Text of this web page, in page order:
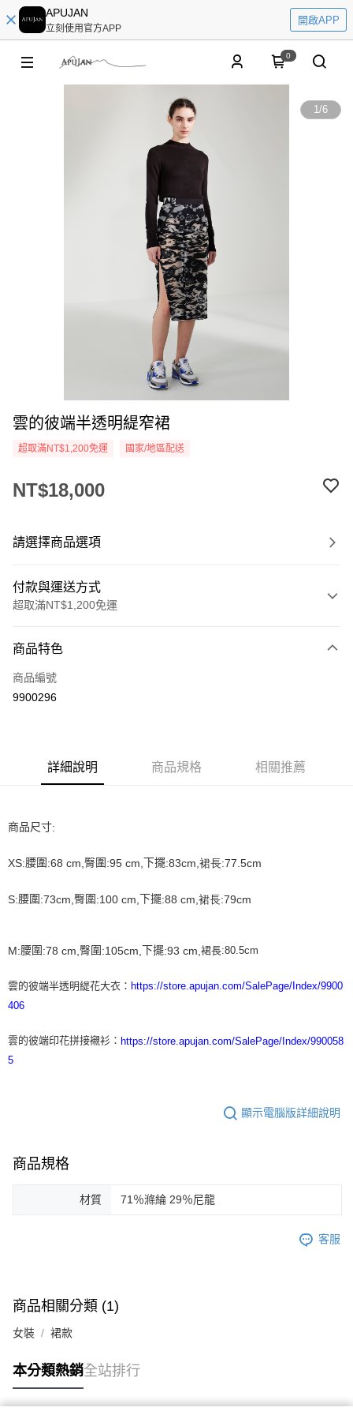
APUJAN
立刻使用官方APP
開啟APP
0
1/6
雲的彼端半透明緹窄裙
超取滿NT$1,200免運 國家/地區配送
NT$18,000
請選擇商品選項
付款與運送方式
超取滿NT$1,200免運
信用卡一次付款
信用卡分期付款
上海商業儲蓄銀行
台北富邦商業銀行
國泰世華商業銀行
匯豐（台灣）商業銀行
玉山商業銀行
星展（台灣）商業銀行
台灣樂天信用卡公司
Apple Pay
悠遊付
ATM付款
運送方式
每筆NT$60，滿NT$1,200(含以上)免運費
每筆NT$60，滿NT$1,200(含以上)免運費
每筆NT$100，滿NT$1,200(含以上)免運費
商品特色
商品編號
9900296
詳細說明 商品規格 相關推薦
商品尺寸:
XS:腰圍:68 cm,臀圍:95 cm,下擺:83cm,裙長:77.5cm
S:腰圍:73cm, 臀圍:100 cm, 下擺:88 cm ,裙長:79cm
M:腰圍:78 cm, 臀圍:105cm, 下擺:93 cm 裙長:80.5cm
雲的彼端半透明緹花大衣： https://store.apujan.com/SalePage/Index/9900
406
雲的彼端印花拼接襯衫： https://store.apujan.com/SalePage/Index/990058
5
顯示電腦版詳細說明
商品規格
材質 71％滌綸 29％尼龍
客服
商品相關分類 (1)
女裝 裙款
本分類熱銷全站排行